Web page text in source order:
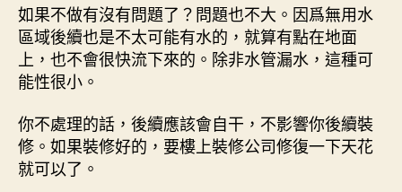
如果不做有沒有問題了？問題也不大。因爲無用水
區域後續也是不太可能有水的，就算有點在地面
上，也不會很快流下來的。除非水管漏水，這種可
能性很小。
你不處理的話，後續應該會自干，不影響你後續裝
修。如果裝修好的，要樓上裝修公司修復一下天花
就可以了。